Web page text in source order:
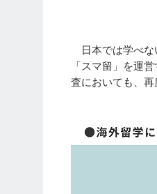
日本では学べな
「スマ留」を運
査においても、